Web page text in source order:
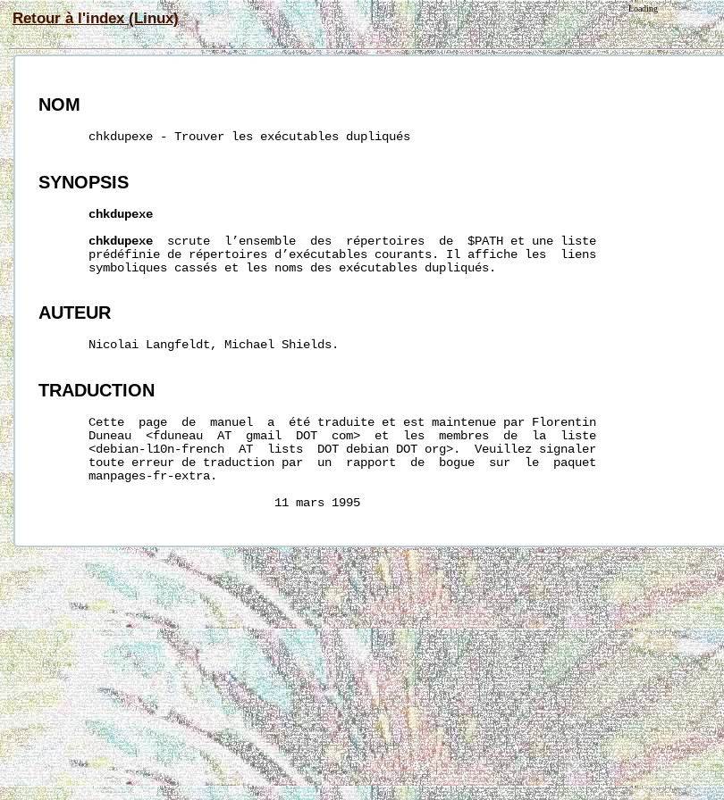
Retour à l'index (Linux)
Loading
NOM
       chkdupexe - Trouver les exécutables dupliqués
SYNOPSIS
chkdupexe
chkdupexe
  scrute  l’ensemble  des  répertoires  de  $PATH et une liste
       prédéfinie de répertoires d’exécutables courants. Il affiche les  liens
       symboliques cassés et les noms des exécutables dupliqués.
AUTEUR
       Nicolai Langfeldt, Michael Shields.
TRADUCTION
       Cette  page  de  manuel  a  été traduite et est maintenue par Florentin
       Duneau  <fduneau  AT  gmail  DOT  com>  et  les  membres  de  la  liste
       <debian-l10n-french  AT  lists  DOT debian DOT org>.  Veuillez signaler
       toute erreur de traduction par  un  rapport  de  bogue  sur  le  paquet
       manpages-fr-extra.